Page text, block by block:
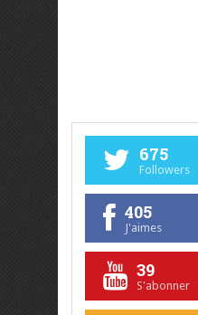
675
Followers
405
J'aimes
39
S'abonner